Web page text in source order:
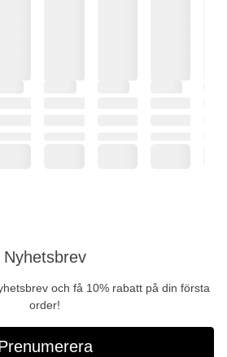
Nyhetsbrev
och få 10% rabatt på din första
order!